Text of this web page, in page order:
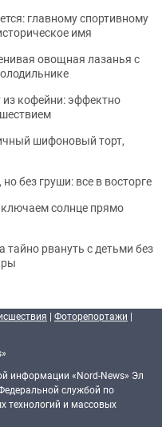
главному спортивному
имя
овощная лазанья с
из кофейни: эффектно
шифоновый торт,
без груши: все в восторге
солнце прямо
тайно рвануть с детьми без
| Фоторепортажи |
информации «Nord-News» Эл
службой по
технологий и массовых